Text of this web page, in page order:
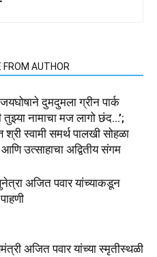
FROM AUTHOR
जयघोषाने दुमदुमला ग्रीन पार्क
तुझ्या नामाचा मज लागो छंद…’;
श्री स्वामी समर्थ पालखी सोहळा
उत्साहाचा अद्वितीय संगम
अजित पवार यांच्याकडून
अजित पवार यांच्या स्मृतीस्थळी